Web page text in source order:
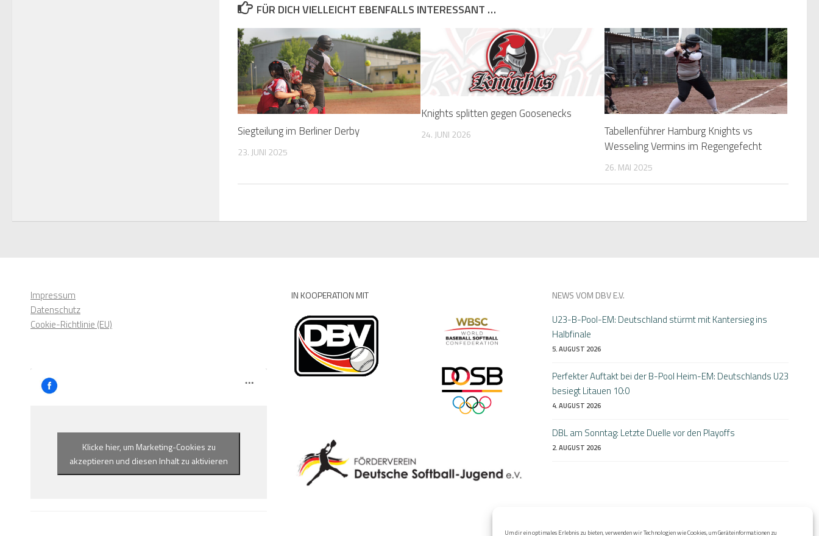
Um dir ein optimales Erlebnis zu bieten, verwenden wir Technologien wie Cookies, um Geräteinformationen zu
FÜR DICH VIELLEICHT EBENFALLS INTERESSANT …
Siegteilung im Berliner Derby
23. JUNI 2025
Knights splitten gegen Goosenecks
24. JUNI 2026
Tabellenführer Hamburg Knights vs
Wesseling Vermins im Regengefecht
26. MAI 2025
Impressum
Datenschutz
Cookie-Richtlinie (EU)
Klicke hier, um Marketing-Cookies zu
akzeptieren und diesen Inhalt zu aktivieren
IN KOOPERATION MIT NEWS VOM DBV E.V.
U23-B-Pool-EM: Deutschland stürmt mit Kantersieg ins
Halbfinale
5. AUGUST 2026
Perfekter Auftakt bei der B-Pool Heim-EM: Deutschlands U23
besiegt Litauen 10:0
4. AUGUST 2026
DBL am Sonntag: Letzte Duelle vor den Playoffs
2. AUGUST 2026